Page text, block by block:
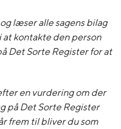
læser alle sagens bilag
kontakte den person
Det Sorte Register for at
en vurdering om der
på Det Sorte Register
frem til bliver du som